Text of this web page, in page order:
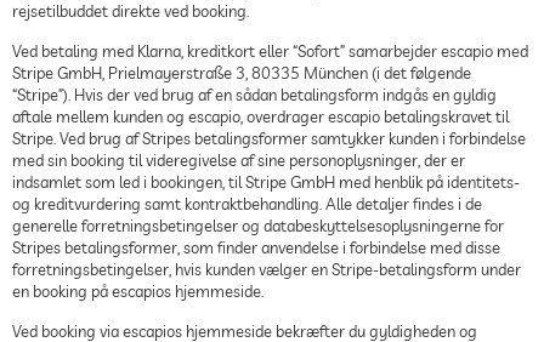
rejsetilbuddet direkte ved booking.
Ved betaling med Klarna, kreditkort eller “Sofort” samarbejder escapio med
Stripe GmbH, Prielmayerstraße 3, 80335 München (i det følgende
“Stripe”). Hvis der ved brug af en sådan betalingsform indgås en gyldig
aftale mellem kunden og escapio, overdrager escapio betalingskravet til
Stripe. Ved brug af Stripes betalingsformer samtykker kunden i forbindelse
med sin booking til videregivelse af sine personoplysninger, der er
indsamlet som led i bookingen, til Stripe GmbH med henblik på identitets-
og kreditvurdering samt kontraktbehandling. Alle detaljer findes i de
generelle forretningsbetingelser og databeskyttelsesoplysningerne for
Stripes betalingsformer, som finder anvendelse i forbindelse med disse
forretningsbetingelser, hvis kunden vælger en Stripe-betalingsform under
en booking på escapios hjemmeside.
Ved booking via escapios hjemmeside bekræfter du gyldigheden og